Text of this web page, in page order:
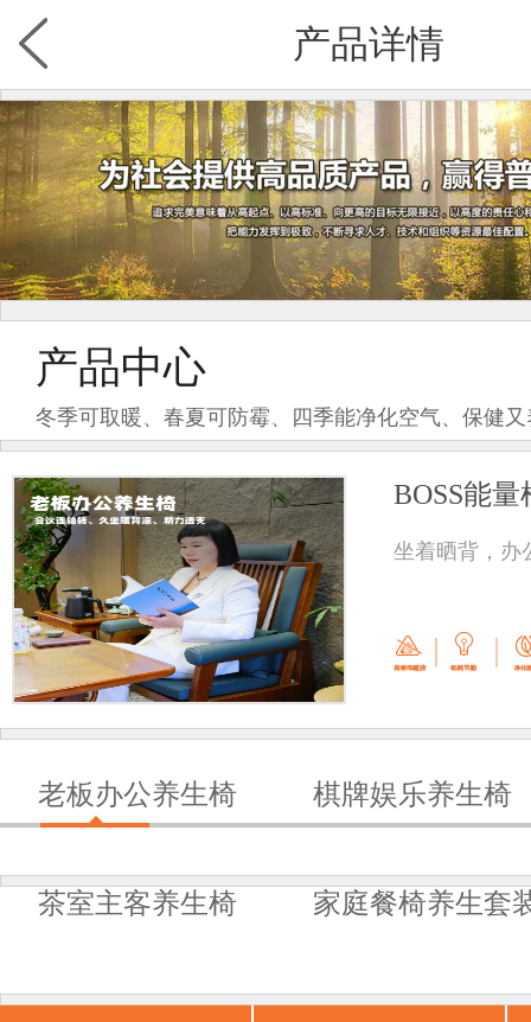
产品详情
产品中心
冬季可取暖、春夏可防霉、四季能净化空气、保健又
BOSS能量
坐着晒背，办
老板办公养生椅 棋牌娱乐养生椅
茶室主客养生椅 家庭餐椅养生套